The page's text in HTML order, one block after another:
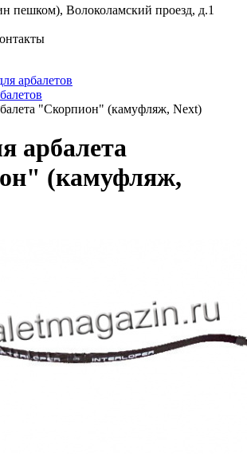
пешком), Волоколамский проезд, д.1
арбалетов
"Скорпион" (камуфляж, Next)
арбалета
(камуфляж,